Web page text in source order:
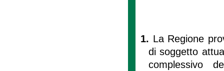
1. La Regione
di soggetto
complessivo